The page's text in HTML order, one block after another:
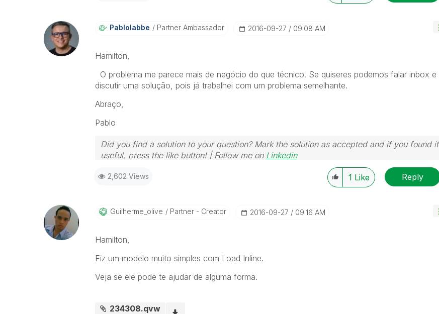
Pablolabbe Partner Ambassador ‎2016-09-27 09:08 AM
Hamilton,
O problema me parece mais de negócio do que técnico. Se quiseres podemos falar inbox e
discutir uma solução, pois já trabalhei com um problema semelhante.
Abraço,
Pablo
Did you find a solution to your question? Mark the solution as accepted and if you found it
useful, press the like button! | Follow me on Linkedin
2,602 Views 1 Like Reply
Guilherme_olive Partner - Creator ‎2016-09-27 09:16 AM
Hamilton,
Fiz um modelo muito simples com Load Inline.
Veja se ele pode te ajudar de alguma forma.
234308.qvw